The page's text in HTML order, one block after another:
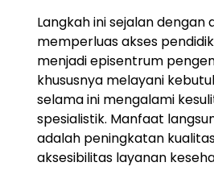
Langkah ini sejalan dengan
memperluas akses
menjadi episentrum
khususnya melayani
selama ini mengalami
spesialistik. Manfaat
adalah peningkatan
aksesibilitas layanan